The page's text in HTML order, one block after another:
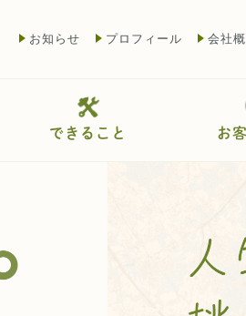
お知らせ プロフィール 会社
できること お